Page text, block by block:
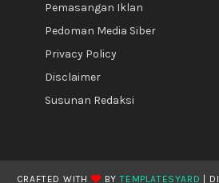
Pemasangan Iklan
Pedoman Media Siber
Privacy Policy
Disclaimer
Susunan Redaksi
CRAFTED WITH BYTEMPLATESYARD |